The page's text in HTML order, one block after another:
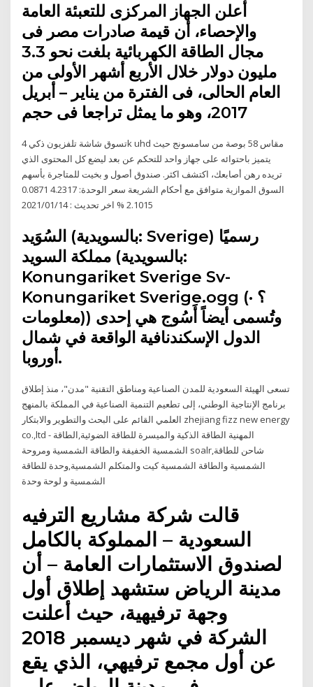
أعلن الجهاز المركزى للتعبئة العامة
والإحصاء، أن قيمة صادرات مصر فى
مجال الطاقة الكهربائية بلغت نحو 3.3
مليون دولار خلال الأربع أشهر الأولى من
العام الحالى، فى الفترة من يناير – أبريل
2017، وهو ما يمثل تراجعا فى حجم
تسوق شاشة تلفزيون ذكي 4k uhd مقاس 58 بوصة من سامسونج حيث
يتميز باحتوائه على جهاز واحد للتحكم عن بعد ليضع كل المحتوى الذي
تريده رهن أصابعك، اكتشف اكثر. صندوق أصول و بخيت للمتاجرة بأسهم
السوق الموازية متوافق مع أحكام الشريعة سعر الوحدة: 4.2317 0.0871
2.1015 % اخر تحديث : 2021/01/14
السُوَيد (بالسويدية: Sverige) رسميًا
مملكة السويد (بالسويدية:
Konungariket Sverige Sv-
Konungariket Sverige.ogg (؟ ·
معلومات)) وتُسمى أيضاً أَسُوج هي إحدى
الدول الإسكندنافية الواقعة في شمال
أوروبا.
تسعى الهيئة السعودية للمدن الصناعية ومناطق التقنية "مدن"، منذ إطلاق
برنامج الإنتاجية الوطني، إلى تطعيم التنمية الصناعية في المملكة بالمنهج
العلمي القائم على البحث والتطوير والابتكار zhejiang fizz new energy
co.,ltd - المهنية الطاقة الذكية والميسرة للطاقة الضوئية,الطاقة
الشمسية الخفيفة والطاقة الشمسية ومروحة soalr,شاحن للطاقة
الشمسية والطاقة الشمسية كيت والمتكلم الشمسية,وحدة للطاقة
الشمسية و لوحة وحدة
قالت شركة مشاريع الترفيه
السعودية – المملوكة بالكامل
لصندوق الاستثمارات العامة – أن
مدينة الرياض ستشهد إطلاق أول
وجهة ترفيهية، حيث أعلنت
الشركة في شهر ديسمبر 2018
عن أول مجمع ترفيهي، الذي يقع